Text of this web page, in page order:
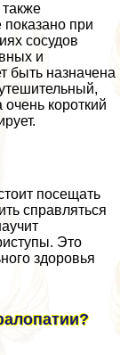
показано при
сосудов
и
быть назначена
короткий
посещать
справляться
Это
здоровья